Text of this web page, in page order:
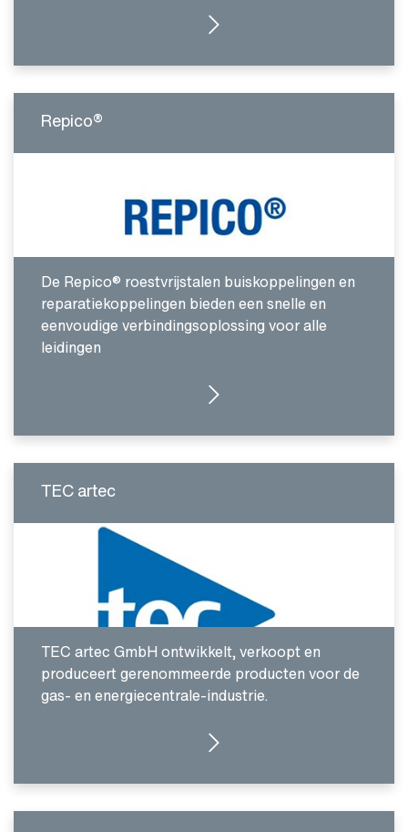
GA NAAR INTRODUCTIE
Repico®
De Repico® roestvrijstalen buiskoppelingen en
reparatiekoppelingen bieden een snelle en
eenvoudige verbindingsoplossing voor alle
leidingen
REPICO
TEC artec
TEC artec GmbH ontwikkelt, verkoopt en
produceert gerenommeerde producten voor de
gas- en energiecentrale-industrie.
GA NAAR INTRODUCTIE